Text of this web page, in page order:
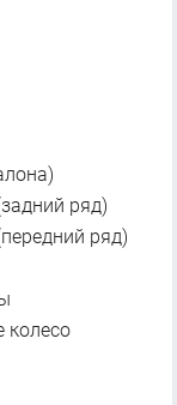
ряд)
ряд)
колесо